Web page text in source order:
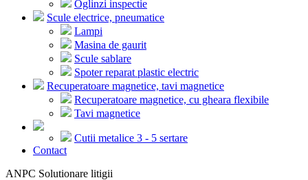
Oglinzi inspectie
Scule electrice, pneumatice
Lampi
Masina de gaurit
Scule sablare
Spoter reparat plastic electric
Recuperatoare magnetice, tavi magnetice
Recuperatoare magnetice, cu gheara flexibile
Tavi magnetice
Cutii metalice 3 - 5 sertare
Contact
ANPC Solutionare litigii